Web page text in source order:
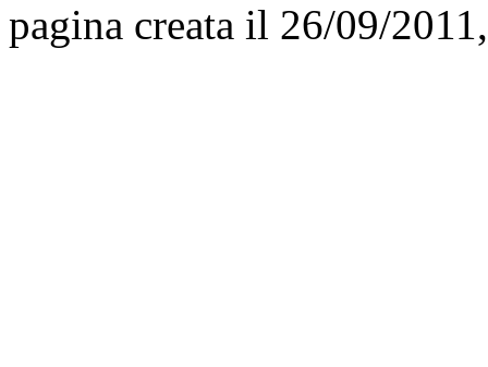
pagina creata il 26/09/